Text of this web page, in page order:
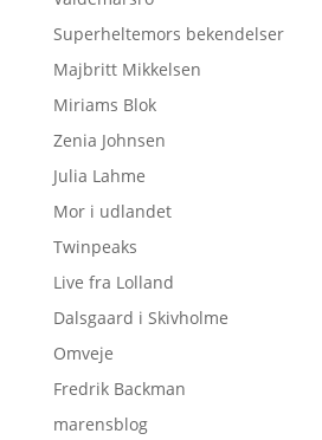
Superheltemors bekendelser
Majbritt Mikkelsen
Miriams Blok
Zenia Johnsen
Julia Lahme
Mor i udlandet
Twinpeaks
Live fra Lolland
Dalsgaard i Skivholme
Omveje
Fredrik Backman
marensblog